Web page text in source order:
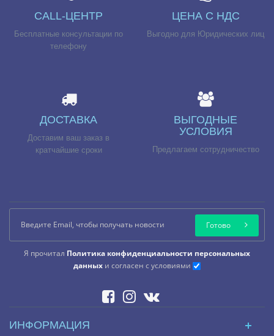
CALL-ЦЕНТР
Бесплатные консультации по
телефону
ЦЕНА С НДС
Выгодно для Юридических лиц
ДОСТАВКА
Доставим ваш заказ в
кратчайшие сроки
ВЫГОДНЫЕ
УСЛОВИЯ
Предлагаем сотрудничество
Я прочитал Политика конфиденциальности персональных
данных и согласен с условиями
Готово
ИНФОРМАЦИЯ